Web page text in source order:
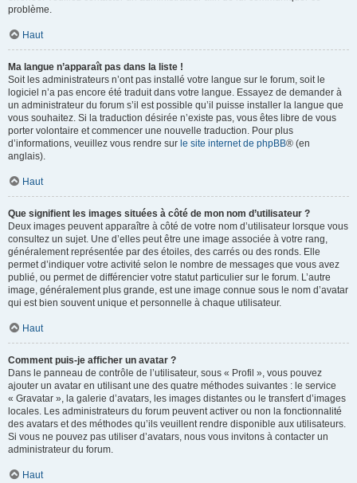
problème.
Haut
Ma langue n’apparaît pas dans la liste !
Soit les administrateurs n’ont pas installé votre langue sur le forum, soit le
logiciel n’a pas encore été traduit dans votre langue. Essayez de demander à
un administrateur du forum s’il est possible qu’il puisse installer la langue que
vous souhaitez. Si la traduction désirée n’existe pas, vous êtes libre de vous
porter volontaire et commencer une nouvelle traduction. Pour plus
d’informations, veuillez vous rendre sur le site internet de phpBB® (en
anglais).
Haut
Que signifient les images situées à côté de mon nom d’utilisateur ?
Deux images peuvent apparaître à côté de votre nom d’utilisateur lorsque vous
consultez un sujet. Une d’elles peut être une image associée à votre rang,
généralement représentée par des étoiles, des carrés ou des ronds. Elle
permet d’indiquer votre activité selon le nombre de messages que vous avez
publié, ou permet de différencier votre statut particulier sur le forum. L’autre
image, généralement plus grande, est une image connue sous le nom d’avatar
qui est bien souvent unique et personnelle à chaque utilisateur.
Haut
Comment puis-je afficher un avatar ?
Dans le panneau de contrôle de l’utilisateur, sous « Profil », vous pouvez
ajouter un avatar en utilisant une des quatre méthodes suivantes : le service
« Gravatar », la galerie d’avatars, les images distantes ou le transfert d’images
locales. Les administrateurs du forum peuvent activer ou non la fonctionnalité
des avatars et des méthodes qu’ils veuillent rendre disponible aux utilisateurs.
Si vous ne pouvez pas utiliser d’avatars, nous vous invitons à contacter un
administrateur du forum.
Haut